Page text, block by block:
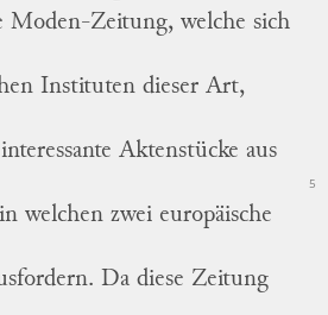
Moden-Zeitung, welche sich
Instituten dieser Art,
Aktenstücke aus
5
in welchen zwei europäische
Da diese Zeitung